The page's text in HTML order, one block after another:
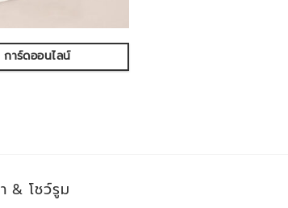
การ์ดออนไลน์
& โชว์รูม